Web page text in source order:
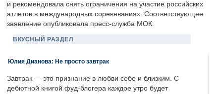
и рекомендовала снять ограничения на участие российских
атлетов в международных соревнваниях. Соответствующее
заявление опубликовала пресс-служба МОК.
ВКУСНЫЙ РАЗДЕЛ
Юлия Дианова: Не просто завтрак
Завтрак — это признание в любви себе и близким. С
дебютной книгой фуд-блогера каждое утро будет